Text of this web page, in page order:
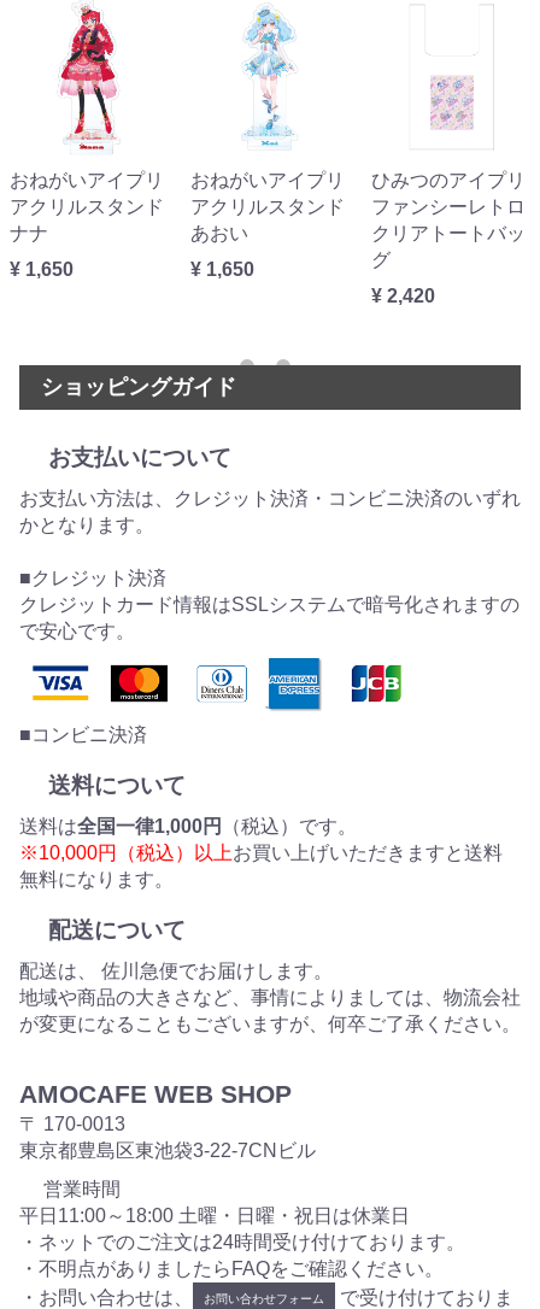
おねがいアイプリ
アクリルスタンド
ナナ
¥ 1,650
おねがいアイプリ
アクリルスタンド
あおい
¥ 1,650
ひみつのアイプリ
ファンシーレトロ
クリアトートバッ
グ
¥ 2,420
ショッピングガイド
お支払いについて
お支払い方法は、クレジット決済・コンビニ決済のいずれ
かとなります。
■クレジット決済
クレジットカード情報はSSLシステムで暗号化されますの
で安心です。
■コンビニ決済
送料について
送料は全国一律1,000円
（税込）です。
※10,000円（税込）以上お買い上げいただきますと送料
無料になります。
配送について
配送は、 佐川急便でお届けします。
地域や商品の大きさなど、事情によりましては、物流会社
が変更になることもございますが、何卒ご了承ください。
AMOCAFE WEB SHOP
〒 170-0013
東京都豊島区東池袋3-22-7CNビル
営業時間
平日11:00～18:00 土曜・日曜・祝日は休業日
・ネットでのご注文は24時間受け付けております。
・不明点がありましたらFAQをご確認ください。
・お問い合わせは、
お問い合わせフォーム
で受け付けておりま